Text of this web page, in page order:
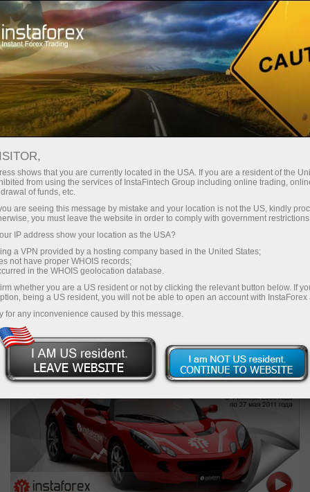
Промоакциялар
Воқеалар
ИнстаФорексдан Lotus ютиб ол
"ИНСТАФОРЕКСДАН LOTUS
ЮТИБ ОЛ" ТАДБИРИ ЎЗ
НИҲОЯСИГА ЕТДИ
Савдо ҳисоб-варағини очиш
Демо-ҳисоб-варағини очиш
shows that you are currently located in the USA. If you are a resident of the
from using the services of InstaFintech Group including online trading,
of funds, etc.
are seeing this message by mistake and your location is not the US, kindly
you must leave the website in order to comply with government
IP address show your location as the USA?
a VPN provided by a hosting company based in the United States;
not have proper WHOIS records;
in the WHOIS geolocation database.
whether you are a US resident or not by clicking the relevant button below. If
being a US resident, you will not be able to open an account with InstaForex
for any inconvenience caused by this message.